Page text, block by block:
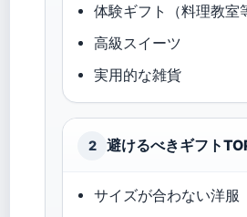
体験ギフト（料理教室
高級スイーツ
実用的な雑貨
2 避けるべきギフト
サイズが合わない洋服